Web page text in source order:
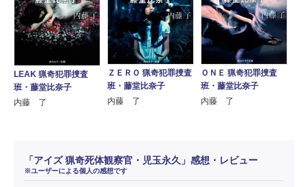
LEAK 猟奇犯罪捜査
班・藤堂比奈子
内藤 了
ＺＥＲＯ 猟奇犯罪捜査
班・藤堂比奈子
内藤 了
ＯＮＥ 猟奇犯罪捜査
班・藤堂比奈子
内藤 了
「アイズ 猟奇死体観察官・児玉永久」感想・レビュー
※ユーザーによる個人の感想です